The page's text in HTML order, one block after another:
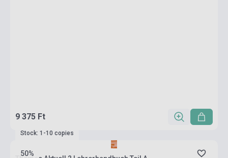
9 375 Ft
50%
Stock: 1-10 copies